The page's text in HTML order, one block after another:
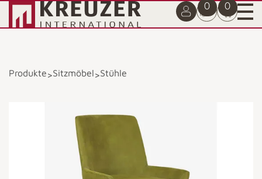
0 0
Produkte>Sitzmöbel>Stühle